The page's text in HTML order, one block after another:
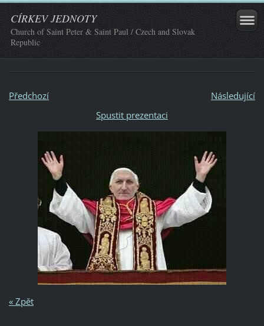
CÍRKEV JEDNOTY
Church of Saint Peter & Saint Paul / Czech and Slovak
Republic
Předchozí
Následující
Spustit prezentaci
« Zpět